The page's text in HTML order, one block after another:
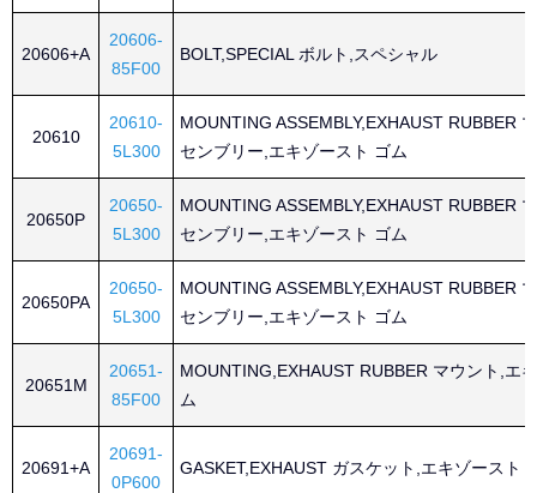
20606+A
20606-
85F00
BOLT,SPECIAL ボルト,スペシャル
20610
20610-
5L300
MOUNTING ASSEMBLY,EXHAUST RUBBER
センブリー,エキゾースト ゴム
20650P
20650-
5L300
MOUNTING ASSEMBLY,EXHAUST RUBBER
センブリー,エキゾースト ゴム
20650PA
20650-
5L300
MOUNTING ASSEMBLY,EXHAUST RUBBER
センブリー,エキゾースト ゴム
20651M
20651-
85F00
MOUNTING,EXHAUST RUBBER マウント,エ
ム
20691+A
20691-
0P600
GASKET,EXHAUST ガスケット,エキゾースト